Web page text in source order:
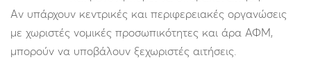
Αν υπάρχουν κεντρικές και περιφερειακές οργανώσεις
με χωριστές νομικές προσωπικότητες και άρα ΑΦΜ,
μπορούν να υποβάλουν ξεχωριστές αιτήσεις.